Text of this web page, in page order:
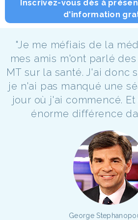
Inscrivez-vous dès à
d'information
"Je me méfiais de la
mes amis m'ont parlé
MT sur la santé. J'ai donc
je n'ai pas manqué une
jour où j'ai commencé.
énorme différence
George